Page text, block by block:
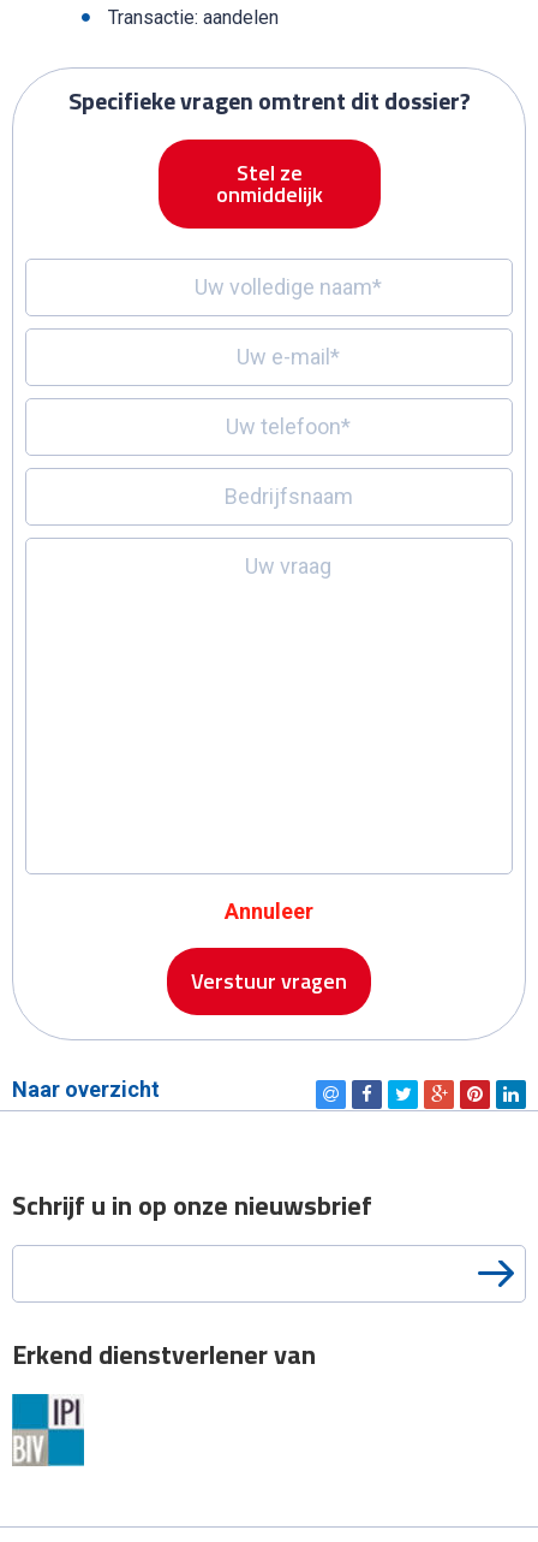
Transactie: aandelen
Specifieke vragen omtrent dit dossier?
Stel ze
onmiddelijk
Uw volledige naam*
Uw e-mail*
Uw telefoon*
Bedrijfsnaam
Uw vraag
Annuleer
Verstuur vragen
Naar overzicht
Schrijf u in op onze nieuwsbrief
Erkend dienstverlener van